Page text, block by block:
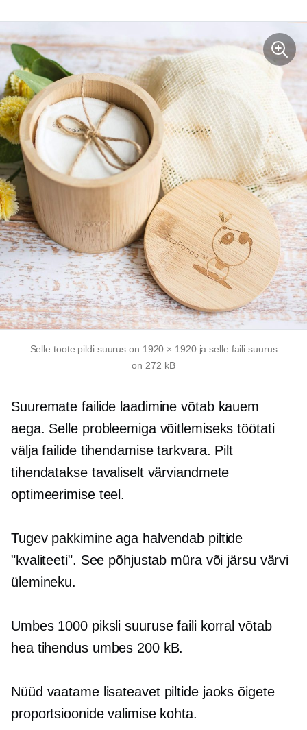
Selle toote pildi suurus on 1920 × 1920 ja selle faili suurus
on 272 kB
Suuremate failide laadimine võtab kauem
aega. Selle probleemiga võitlemiseks töötati
välja failide tihendamise tarkvara. Pilt
tihendatakse tavaliselt värviandmete
optimeerimise teel.
Tugev pakkimine aga halvendab piltide
"kvaliteeti". See põhjustab müra või järsu värvi
ülemineku.
Umbes 1000 piksli suuruse faili korral võtab
hea tihendus umbes 200 kB.
Nüüd vaatame lisateavet piltide jaoks õigete
proportsioonide valimise kohta.